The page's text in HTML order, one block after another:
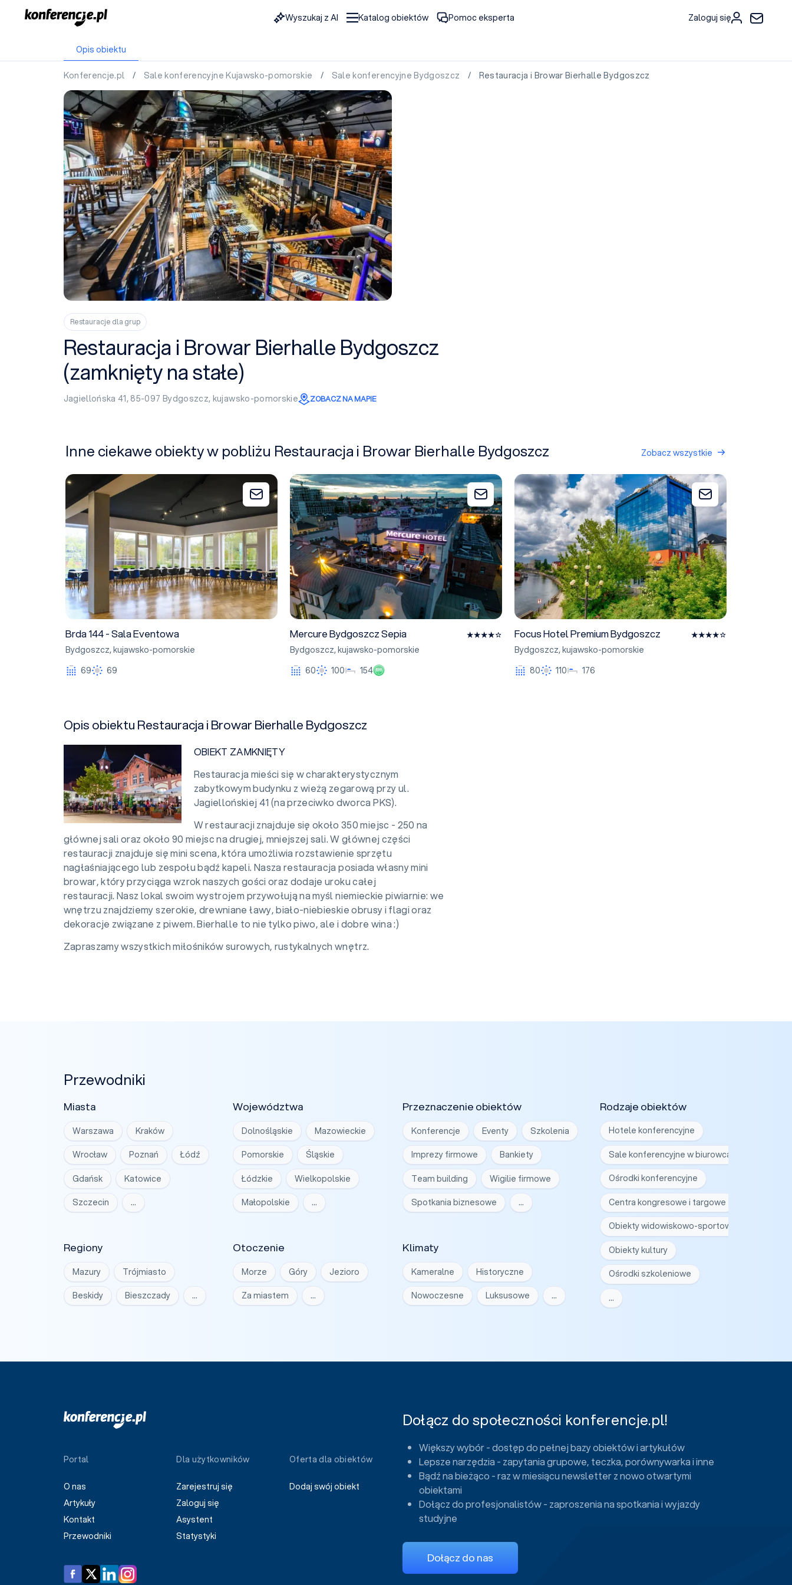
Wyszukaj z AI Katalog obiektów Pomoc eksperta Zaloguj się
Opis obiektu
Konferencje.pl / Sale konferencyjne Kujawsko-pomorskie / Sale konferencyjne Bydgoszcz / Restauracja i Browar Bierhalle Bydgoszcz
Restauracje dla grup
Restauracja i Browar Bierhalle Bydgoszcz
(zamknięty na stałe)
Jagiellońska 41, 85-097 Bydgoszcz, kujawsko-pomorskie ZOBACZ NA MAPIE
Inne ciekawe obiekty w pobliżu Restauracja i Browar Bierhalle Bydgoszcz Zobacz wszystkie
Brda 144 - Sala Eventowa
Dodaj do zapytania
Brda 144 - Sala Eventowa
Bydgoszcz,kujawsko-pomorskie
69
69
Mercure Bydgoszcz Sepia
Dodaj do zapytania
Mercure Bydgoszcz Sepia
Bydgoszcz,kujawsko-pomorskie
60
100 154 Eco
Focus Hotel Premium Bydgoszcz
Dodaj do
Focus Hotel Premium Bydgoszcz
Bydgoszcz,kujawsko-pomorskie
80
110 176
Opis obiektu Restauracja i Browar Bierhalle Bydgoszcz
OBIEKT ZAMKNIĘTY
Restauracja mieści się w charakterystycznym
zabytkowym budynku z wieżą zegarową przy ul.
Jagiellońskiej 41 (na przeciwko dworca PKS).
W restauracji znajduje się około 350 miejsc - 250 na
głównej sali oraz około 90 miejsc na drugiej, mniejszej sali. W głównej części
restauracji znajduje się mini scena, która umożliwia rozstawienie sprzętu
nagłaśniającego lub zespołu bądź kapeli. Nasza restauracja posiada własny mini
browar, który przyciąga wzrok naszych gości oraz dodaje uroku całej
restauracji. Nasz lokal swoim wystrojem przywołują na myśl niemieckie piwiarnie: we
wnętrzu znajdziemy szerokie, drewniane ławy, biało-niebieskie obrusy i flagi oraz
dekoracje związane z piwem. Bierhalle to nie tylko piwo, ale i dobre wina :)
Zapraszamy wszystkich miłośników surowych, rustykalnych wnętrz.
Przewodniki
Miasta
Warszawa Kraków
Wrocław Poznań Łódź
Gdańsk Katowice
Szczecin …
Województwa
Dolnośląskie Mazowieckie
Pomorskie Śląskie
Łódzkie Wielkopolskie
Małopolskie …
Regiony
Mazury Trójmiasto
Beskidy Bieszczady …
Otoczenie
Morze Góry Jezioro
Za miastem …
Klimaty
Kameralne Historyczne
Nowoczesne Luksusowe …
Przeznaczenie obiektów
Konferencje Eventy Szkolenia
Imprezy firmowe Bankiety
Team building Wigilie firmowe
Spotkania biznesowe …
Rodzaje obiektów
Hotele konferencyjne
Sale konferencyjne w biurowcach
Ośrodki konferencyjne
Centra kongresowe i targowe
Obiekty widowiskowo-sportowe
Obiekty kultury
Ośrodki szkoleniowe
…
Portal
O nas
Artykuły
Kontakt
Przewodniki
Dla użytkowników
Zarejestruj się
Zaloguj się
Asystent
Statystyki
Oferta dla obiektów
Dodaj swój obiekt
Dołącz do społeczności konferencje.pl!
Większy wybór - dostęp do pełnej bazy obiektów i artykułów
Lepsze narzędzia - zapytania grupowe, teczka, porównywarka i inne
Bądź na bieżąco - raz w miesiącu newsletter z nowo otwartymi
obiektami
Dołącz do profesjonalistów - zaproszenia na spotkania i wyjazdy
studyjne
Dołącz do nas